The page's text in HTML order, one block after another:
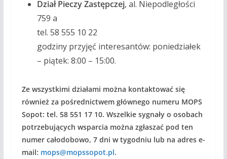
Dział Pieczy Zastępczej, al. Niepodległości
759 a
tel. 58 555 10 22
godziny przyjęć interesantów: poniedziałek
– piątek: 8:00 – 15:00.
Ze wszystkimi działami można kontaktować się
również za pośrednictwem głównego numeru MOPS
Sopot: tel. 58 551 17 10. Wszelkie sygnały o osobach
potrzebujących wsparcia można zgłaszać pod ten
numer całodobowo, 7 dni w tygodniu lub na adres e-
mail: mops@mopssopot.pl.